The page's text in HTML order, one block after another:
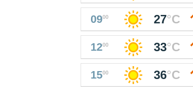
0900 27°C
1200 33°C
1500 36°C